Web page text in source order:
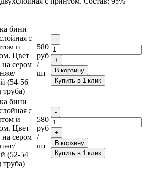
бини
с
и
Цвет
на сером
(54-56,
труба)
580
руб
/
шт
В корзину
Купить в 1 клик
бини
с
и
Цвет
на сером
(52-54,
труба)
580
руб
/
шт
В корзину
Купить в 1 клик